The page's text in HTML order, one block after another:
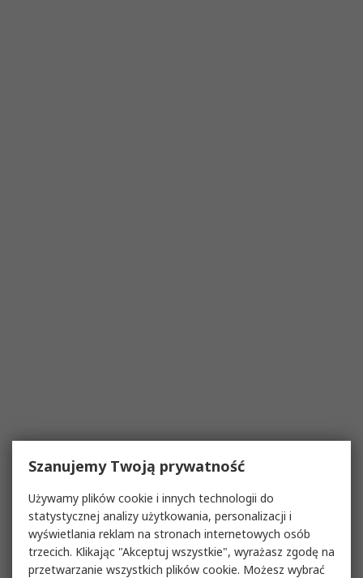
Szanujemy Twoją prywatność
Używamy plików cookie i innych technologii do
statystycznej analizy użytkowania, personalizacji i
wyświetlania reklam na stronach internetowych osób
trzecich. Klikając "Akceptuj wszystkie", wyrażasz zgodę na
przetwarzanie wszystkich plików cookie. Możesz wybrać